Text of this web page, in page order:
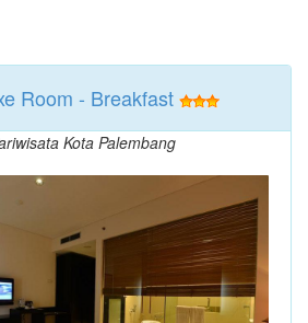
Room - Breakfast
Kota Palembang